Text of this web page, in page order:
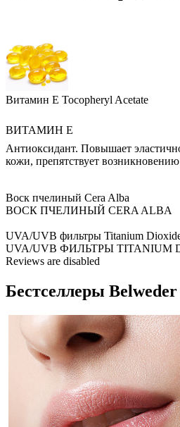
Витамин Е Tocopheryl Acetate
ВИТАМИН Е
Антиоксидант. Повышает
кожи, препятствует
Воск пчелиный Cera Alba
ВОСК ПЧЕЛИНЫЙ CERA ALBA
UVA/UVB фильтры Titanium
UVA/UVB ФИЛЬТРЫ TITANIUM
Reviews are disabled
Бестселлеры Belweder